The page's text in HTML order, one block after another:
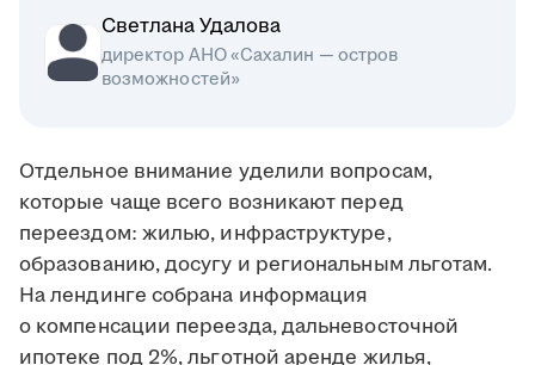
Светлана Удалова
директор АНО «Сахалин — остров
возможностей»
Отдельное внимание уделили вопросам,
которые чаще всего возникают перед
переездом: жилью, инфраструктуре,
образованию, досугу и региональным льготам.
На лендинге собрана информация
о компенсации переезда, дальневосточной
ипотеке под 2%, льготной аренде жилья,